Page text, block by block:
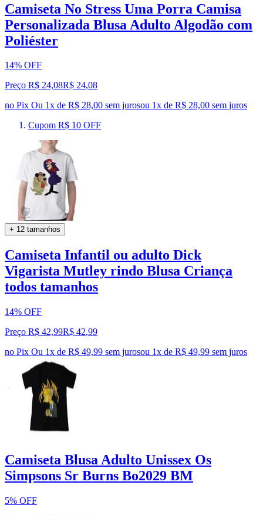
Camiseta No Stress Uma Porra Camisa
Personalizada Blusa Adulto Algodão com
Poliéster
14% OFF
Preço R$ 24,08R$ 24,08
no Pix Ou 1x de R$ 28,00 sem jurosou 1x de R$ 28,00 sem juros
Cupom R$ 10 OFF
+ 12 tamanhos
Camiseta Infantil ou adulto Dick
Vigarista Mutley rindo Blusa Criança
todos tamanhos
14% OFF
Preço R$ 42,99R$ 42,99
no Pix Ou 1x de R$ 49,99 sem jurosou 1x de R$ 49,99 sem juros
Camiseta Blusa Adulto Unissex Os
Simpsons Sr Burns Bo2029 BM
5% OFF